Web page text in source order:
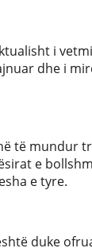
i
dhe i
të mundur
e
e tyre.
duke